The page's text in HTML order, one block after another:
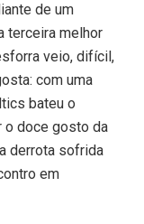
de um
terceira melhor
veio, difícil,
com uma
bateu o
o doce gosto da
derrota sofrida
em